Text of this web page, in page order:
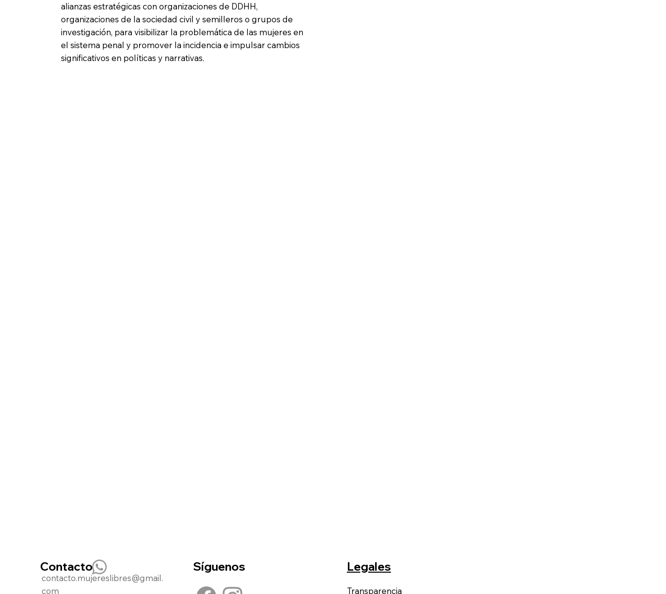
alianzas estratégicas con organizaciones de DDHH,
organizaciones de la sociedad civil y semilleros o grupos de
investigación, para visibilizar la problemática de las mujeres en
el sistema penal y promover la incidencia e impulsar cambios
significativos en políticas y narrativas.
Contacto
contacto.mujereslibres@gmail.
com
Legales
Transparencia
Síguenos